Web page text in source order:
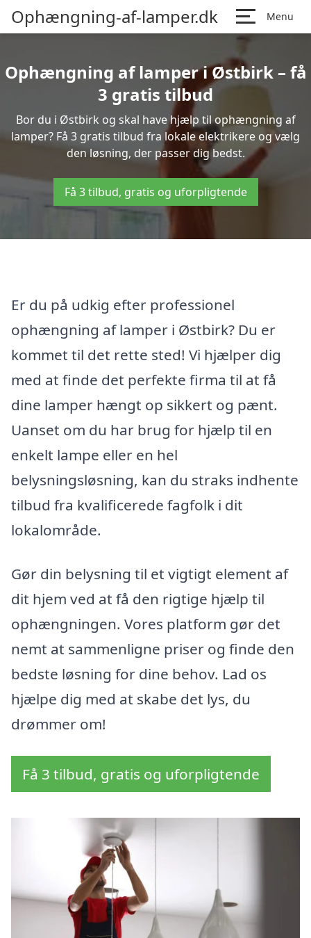
Ophængning-af-lamper.dk Menu
Ophængning af lamper i Østbirk – få
3 gratis tilbud
Bor du i Østbirk og skal have hjælp til ophængning af
lamper? Få 3 gratis tilbud fra lokale elektrikere og vælg
den løsning, der passer dig bedst.
Få 3 tilbud, gratis og uforpligtende
Er du på udkig efter professionel
ophængning af lamper i Østbirk? Du er
kommet til det rette sted! Vi hjælper dig
med at finde det perfekte firma til at få
dine lamper hængt op sikkert og pænt.
Uanset om du har brug for hjælp til en
enkelt lampe eller en hel
belysningsløsning, kan du straks indhente
tilbud fra kvalificerede fagfolk i dit
lokalområde.
Gør din belysning til et vigtigt element af
dit hjem ved at få den rigtige hjælp til
ophængningen. Vores platform gør det
nemt at sammenligne priser og finde den
bedste løsning for dine behov. Lad os
hjælpe dig med at skabe det lys, du
drømmer om!
Få 3 tilbud, gratis og uforpligtende